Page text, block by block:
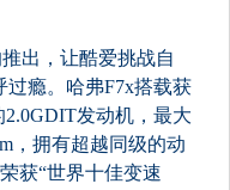
出，让酷爱挑战自
瘾。哈弗F7x搭载获
2.0GDIT发动机，最大
，拥有超越同级的动
获“世界十佳变速